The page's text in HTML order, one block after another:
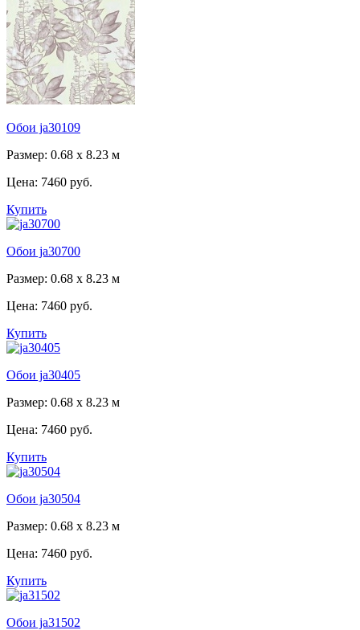
Обои ja30109
Размер: 0.68 x 8.23 м
Цена: 7460 руб.
Купить
Обои ja30700
Размер: 0.68 x 8.23 м
Цена: 7460 руб.
Купить
Обои ja30405
Размер: 0.68 x 8.23 м
Цена: 7460 руб.
Купить
Обои ja30504
Размер: 0.68 x 8.23 м
Цена: 7460 руб.
Купить
Обои ja31502